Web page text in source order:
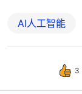
AI人工智能
3